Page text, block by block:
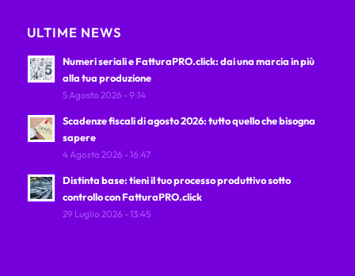
ULTIME NEWS
Numeri seriali e FatturaPRO.click: dai una marcia in più
alla tua produzione
5 Agosto 2026 - 9:14
Scadenze fiscali di agosto 2026: tutto quello che bisogna
sapere
4 Agosto 2026 - 16:47
Distinta base: tieni il tuo processo produttivo sotto
controllo con FatturaPRO.click
29 Luglio 2026 - 13:45